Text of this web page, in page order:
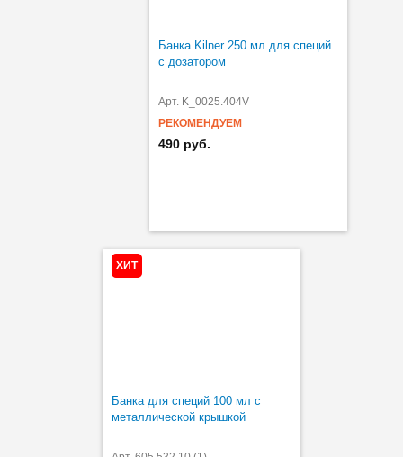
Банка Kilner 250 мл для специй
с дозатором
Арт. K_0025.404V
РЕКОМЕНДУЕМ
490 руб.
ХИТ
Банка для специй 100 мл с
металлической крышкой